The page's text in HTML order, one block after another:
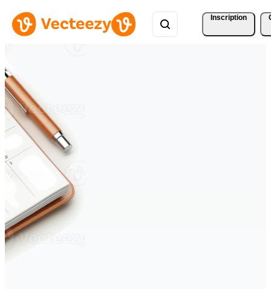
Inscription